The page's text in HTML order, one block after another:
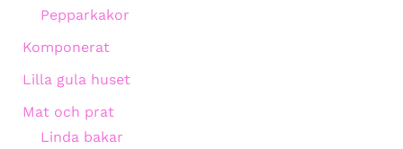
Pepparkakor
Komponerat
Lilla gula huset
Mat och prat
Linda bakar